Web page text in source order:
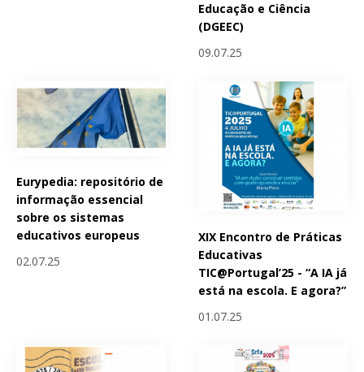
Educação e Ciência
(DGEEC)
09.07.25
Eurypedia: repositório de
informação essencial
sobre os sistemas
educativos europeus
02.07.25
XIX Encontro de Práticas
Educativas
TIC@Portugal’25 - “A IA já
está na escola. E agora?”
01.07.25